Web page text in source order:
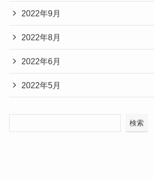
2022年9月
2022年8月
2022年6月
2022年5月
検索